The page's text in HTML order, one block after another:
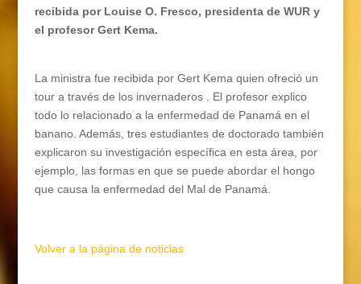
recibida por Louise O. Fresco, presidenta de WUR y
el profesor Gert Kema.
La ministra fue recibida por Gert Kema quien ofreció un
tour a través de los invernaderos . El profesor explico
todo lo relacionado a la enfermedad de Panamá en el
banano. Además, tres estudiantes de doctorado también
explicaron su investigación específica en esta área, por
ejemplo, las formas en que se puede abordar el hongo
que causa la enfermedad del Mal de Panamá.
Volver a la página de noticias